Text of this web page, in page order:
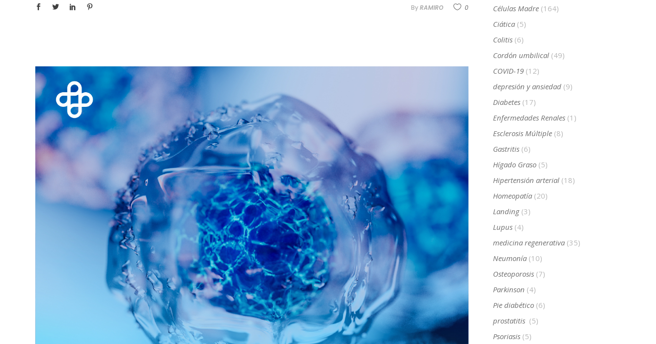
ByRAMIRO 0
Células Madre(164)
Ciática(5)
Colitis(6)
Cordón umbilical(49)
COVID-19(12)
depresión y ansiedad(9)
Diabetes(17)
Enfermedades Renales(1)
Esclerosis Múltiple(8)
Gastritis(6)
Hígado Graso(5)
Hipertensión arterial(18)
Homeopatía(20)
Landing(3)
Lupus(4)
medicina regenerativa(35)
Neumonía(10)
Osteoporosis(7)
Parkinson (4)
Pie diabético(6)
prostatitis (5)
Psoriasis(5)